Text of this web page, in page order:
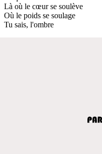
Là où le cœur se soulève
Où le poids se soulage
Tu sais, l'ombre